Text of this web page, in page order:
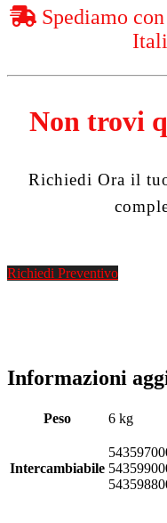
Spediamo
Non trovi
Richiedi Ora il
Richiedi Preventivo
Informazioni
Peso 6 kg
Intercambiabile